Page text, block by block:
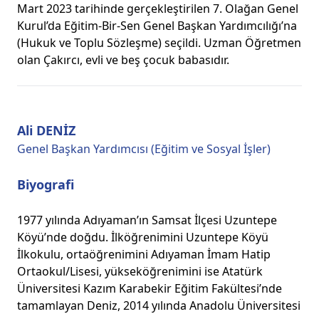
Mart 2023 tarihinde gerçekleştirilen 7. Olağan Genel
Kurul’da Eğitim-Bir-Sen Genel Başkan Yardımcılığı’na
(Hukuk ve Toplu Sözleşme) seçildi. Uzman Öğretmen
olan Çakırcı, evli ve beş çocuk babasıdır.
Ali DENİZ
Genel Başkan Yardımcısı (Eğitim ve Sosyal İşler)
Biyografi
1977 yılında Adıyaman’ın Samsat İlçesi Uzuntepe
Köyü’nde doğdu. İlköğrenimini Uzuntepe Köyü
İlkokulu, ortaöğrenimini Adıyaman İmam Hatip
Ortaokul/Lisesi, yükseköğrenimini ise Atatürk
Üniversitesi Kazım Karabekir Eğitim Fakültesi’nde
tamamlayan Deniz, 2014 yılında Anadolu Üniversitesi